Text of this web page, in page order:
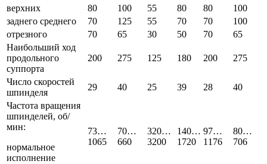
верхних 80 100 55 80 80
100
заднего среднего
70 125 55 70 70
100
отрезного
70 65 30 50 70
65
Наибольший ход
продольного
суппорта
200 275 125 180 200 275
Число скоростей
шпинделя
29 40 25 39 28
40
Частота вращения
шпинделей, об/
мин:
нормальное
исполнение
73…
1065
70…
660
320…
3200
140…
1720
97…
1176
80…
706